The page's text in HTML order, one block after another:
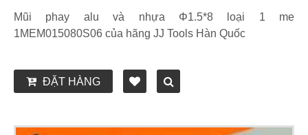
Mũi phay alu và nhựa Φ1.5*8 loại 1 me
1MEM015080S06 của hãng JJ Tools Hàn Quốc
ĐẶT HÀNG